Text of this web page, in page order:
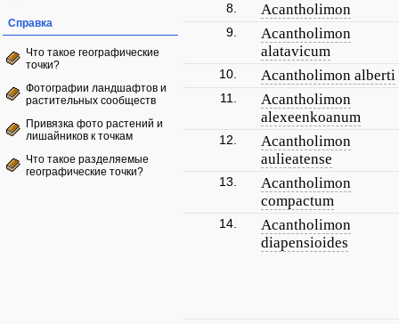
Справка
Что такое географические
точки?
Фотографии ландшафтов и
растительных сообществ
Привязка фото растений и
лишайников к точкам
Что такое разделяемые
географические точки?
8. Acantholimon
9.
Acantholimon
alatavicum
10. Acantholimon alberti
11.
Acantholimon
alexeenkoanum
12.
Acantholimon
aulieatense
13.
Acantholimon
compactum
14.
Acantholimon
diapensioides